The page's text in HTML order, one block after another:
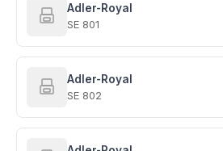
Adler-Royal
SE 801
Adler-Royal
SE 802